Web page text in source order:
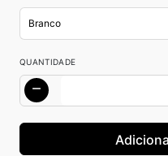
QUANTIDADE